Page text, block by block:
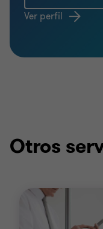
Ver perfil
Otros